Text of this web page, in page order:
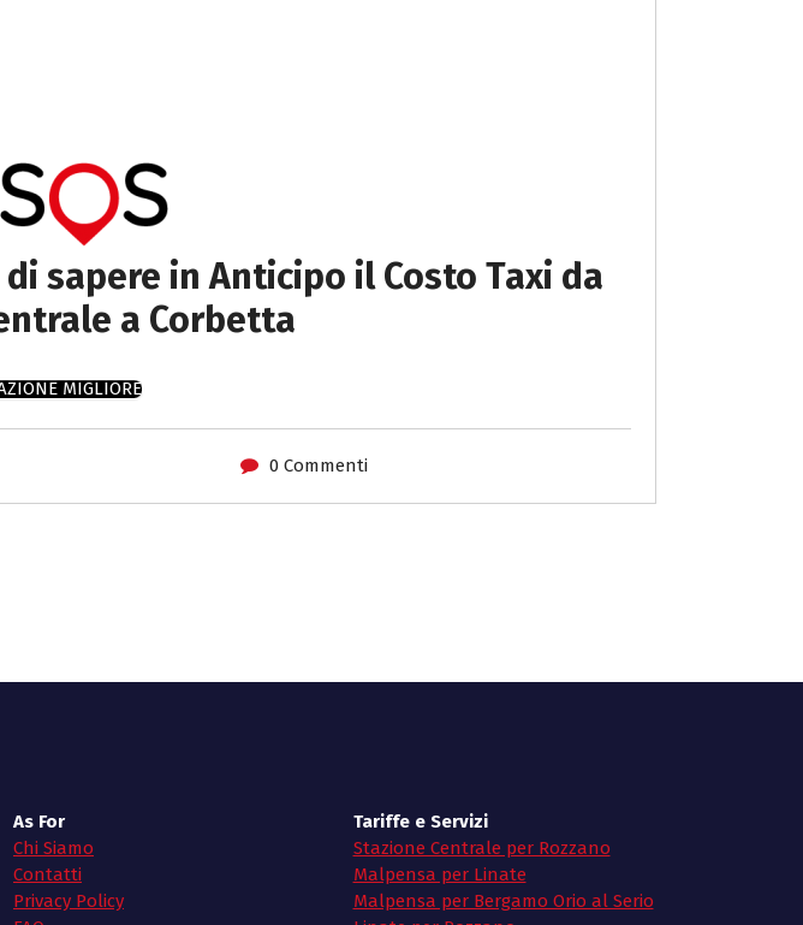
sapere in Anticipo il Costo Taxi da
a Corbetta
MIGLIORE
0 Commenti
As For
Chi Siamo
Contatti
Privacy Policy
Tariffe e Servizi
Stazione Centrale per Rozzano
Malpensa per Linate
Malpensa per Bergamo Orio al Serio